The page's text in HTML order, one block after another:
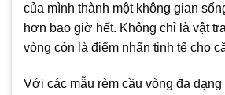
của mình thành một không gian
hơn bao giờ hết. Không chỉ là vật
vòng còn là điểm nhấn tinh tế cho
Với các mẫu rèm cầu vòng đa